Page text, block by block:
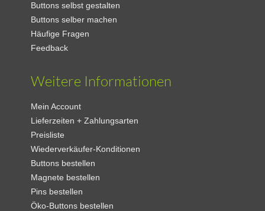
Buttons selbst gestalten
Buttons selber machen
Häufige Fragen
Feedback
Weitere Informationen
Mein Account
Lieferzeiten + Zahlungsarten
Preisliste
Wiederverkäufer-Konditionen
Buttons bestellen
Magnete bestellen
Pins bestellen
Öko-Buttons bestellen